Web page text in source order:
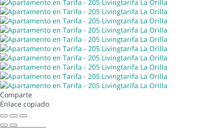
Comparte
Enlace copiado